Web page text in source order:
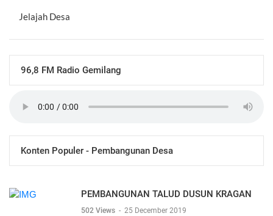
Jelajah Desa
96,8 FM Radio Gemilang
Konten Populer - Pembangunan Desa
PEMBANGUNAN TALUD DUSUN KRAGAN
502 Views - 25 December 2019